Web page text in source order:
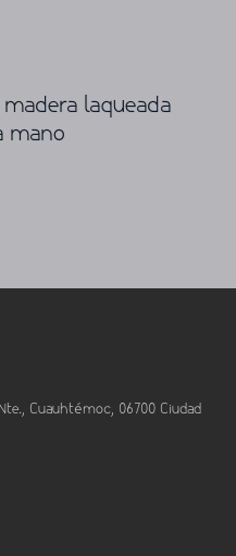
laqueada
mano
Cuauhtémoc, 06700 Ciudad